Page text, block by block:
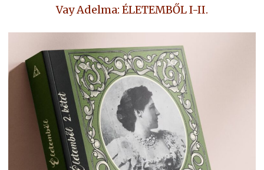
Vay Adelma: ÉLETEMBŐL I-II.